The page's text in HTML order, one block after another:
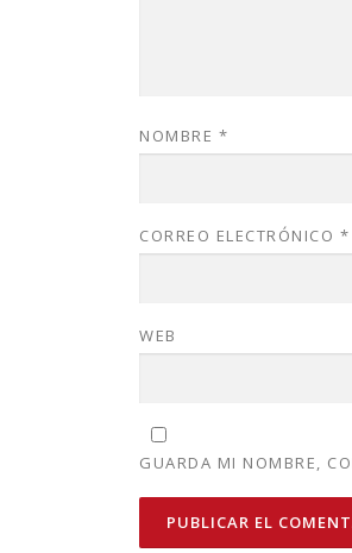
NOMBRE *
CORREO ELECTRÓNICO *
WEB
GUARDA MI NOMBRE,